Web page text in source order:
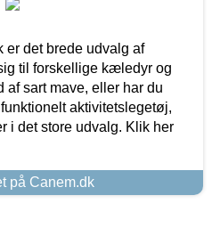
det brede udvalg af
til forskellige kæledyr og
af sart mave, eller har du
aktivitetslegetøj,
i det store udvalg. Klik her
på Canem.dk